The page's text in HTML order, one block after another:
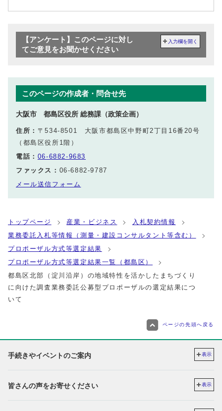
【アンケート】このページに対し
てご意見をお聞かせください
入力欄を開く
このページの作成者・問合せ先
大阪市 都島区役所 総務課（政策企画）
住所： 〒534-8501 大阪市都島区中野町2丁目16番20号
（都島区役所1階）
電話： 06‐6882‐9683
ファックス： 06‐6882‐9787
メール送信フォーム
トップページ 産業・ビジネス
入札契約情報
業務委託入札等情報（測量・建設コンサルタント等含む）
プロポーザル方式等選定結果
プロポーザル方式等選定結果一覧（都島区）
都島区北部（淀川沿岸）の地域特性を活かしたまちづくり
に向けた調査業務委託公募型プロポーザルの選定結果につ
いて
ページの先頭へ戻る
手続きやイベントのご案内 表示
皆さんの声をお寄せください 表示